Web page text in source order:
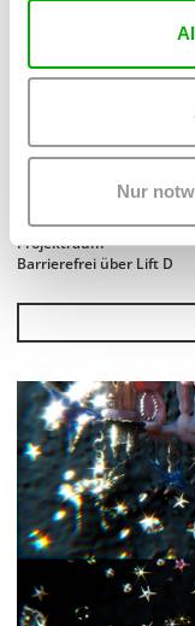
Nur
MARINA
BY THE STEADY
EINE MUSIK-
Do 24.9. 19:30 Uhr, Fr
Projektraum
Barrierefrei über Lift D